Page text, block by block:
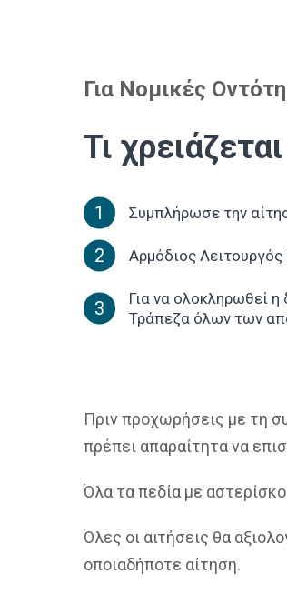
Για Νομικές
Τι
1 Συμπλήρωσε την
2 Αρμόδιος
3
Για να ολοκληρωθεί
Τράπεζα όλων των
Πριν προχωρήσεις με τη
πρέπει απαραίτητα να
Όλα τα πεδία με
Όλες οι αιτήσεις θα
οποιαδήποτε αίτηση.